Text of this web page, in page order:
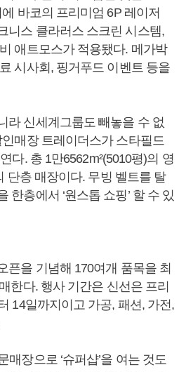
바코의 프리미엄 6P 레이저
니스 클라러스 스크린 시스템,
애트모스가 적용됐다. 메가박
시사회, 핑거푸드 이벤트 등을
라 신세계그룹도 빼놓을 수 없
매장 트레이더스가 스타필드
다. 총 1만6562m²(5010평)의 영
단층 매장이다. 무빙 벨트를 탈
한층에서 ‘원스톱 쇼핑’ 할 수 있
픈을 기념해 170여개 품목을 최
한다. 행사 기간은 신선은 프리
14일까지이고 가공, 패션, 가전,
매장으로 ‘슈퍼샵’을 여는 것도